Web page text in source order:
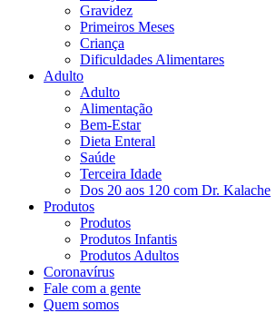
Gravidez
Primeiros Meses
Criança
Dificuldades Alimentares
Adulto
Adulto
Alimentação
Bem-Estar
Dieta Enteral
Saúde
Terceira Idade
Dos 20 aos 120 com Dr. Kalache
Produtos
Produtos
Produtos Infantis
Produtos Adultos
Coronavírus
Fale com a gente
Quem somos